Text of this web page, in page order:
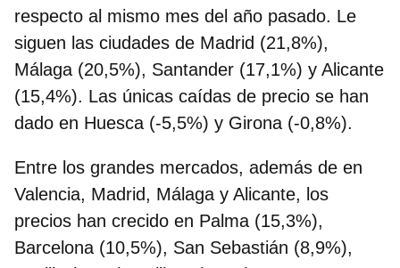
respecto al mismo mes del año pasado. Le
siguen las ciudades de Madrid (21,8%),
Málaga (20,5%), Santander (17,1%) y Alicante
(15,4%). Las únicas caídas de precio se han
dado en Huesca (-5,5%) y Girona (-0,8%).
Entre los grandes mercados, además de en
Valencia, Madrid, Málaga y Alicante, los
precios han crecido en Palma (15,3%),
Barcelona (10,5%), San Sebastián (8,9%),